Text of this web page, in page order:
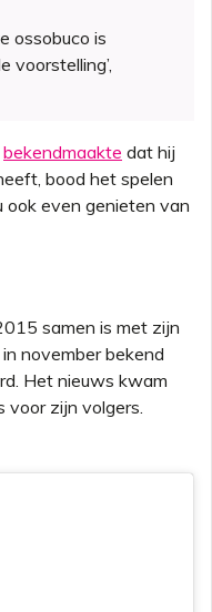
ossobuco is
voorstelling’,
bekendmaakte dat hij
bood het spelen
ook even genieten van
samen is met zijn
november bekend
Het nieuws kwam
voor zijn volgers.